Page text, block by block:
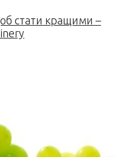
стати кращими –